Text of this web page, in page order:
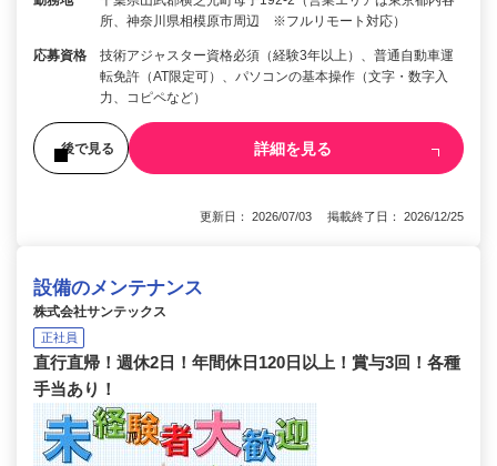
所、神奈川県相模原市周辺 ※フルリモート対応）
応募資格
技術アジャスター資格必須（経験3年以上）、普通自動車運
転免許（AT限定可）、パソコンの基本操作（文字・数字入
力、コピペなど）
後で見る 詳細を見る
更新日： 2026/07/03 掲載終了日： 2026/12/25
設備のメンテナンス
株式会社サンテックス
正社員
直行直帰！週休2日！年間休日120日以上！賞与3回！各種
手当あり！